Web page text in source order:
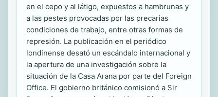
en el cepo y al látigo, expuestos a hambrunas y
a las pestes provocadas por las precarias
condiciones de trabajo, entre otras formas de
represión. La publicación en el periódico
londinense desató un escándalo internacional y
la apertura de una investigación sobre la
situación de la Casa Arana por parte del Foreign
Office. El gobierno británico comisionó a Sir